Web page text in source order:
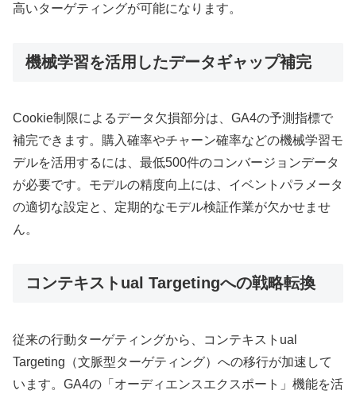
高いターゲティングが可能になります。
機械学習を活用したデータギャップ補完
Cookie制限によるデータ欠損部分は、GA4の予測指標で
補完できます。購入確率やチャーン確率などの機械学習モ
デルを活用するには、最低500件のコンバージョンデータ
が必要です。モデルの精度向上には、イベントパラメータ
の適切な設定と、定期的なモデル検証作業が欠かせませ
ん。
コンテキストual Targetingへの戦略転換
従来の行動ターゲティングから、コンテキストual
Targeting（文脈型ターゲティング）への移行が加速して
います。GA4の「オーディエンスエクスポート」機能を活